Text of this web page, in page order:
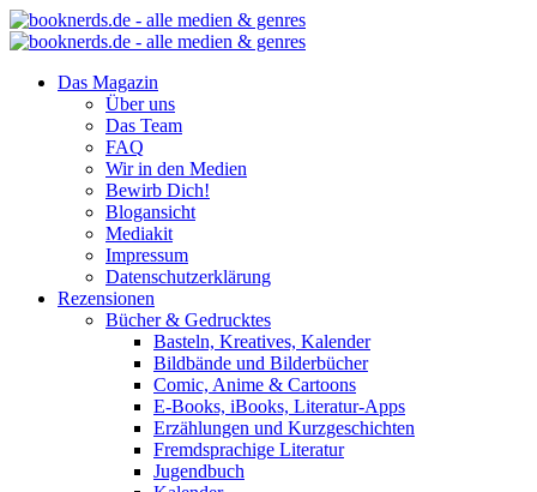
Das Magazin
Über uns
Das Team
FAQ
Wir in den Medien
Bewirb Dich!
Blogansicht
Mediakit
Impressum
Datenschutzerklärung
Rezensionen
Bücher & Gedrucktes
Basteln, Kreatives, Kalender
Bildbände und Bilderbücher
Comic, Anime & Cartoons
E-Books, iBooks, Literatur-Apps
Erzählungen und Kurzgeschichten
Fremdsprachige Literatur
Jugendbuch